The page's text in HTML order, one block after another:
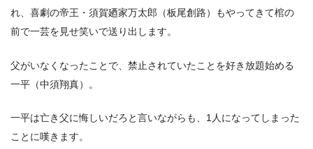
れ、喜劇の帝王・須賀廼家万太郎（板尾創路）もやってきて棺の
前で一芸を見せ笑いで送り出します。
父がいなくなったことで、禁止されていたことを好き放題始める
一平（中須翔真）。
一平は亡き父に悔しいだろと言いながらも、1人になってしまった
ことに嘆きます。